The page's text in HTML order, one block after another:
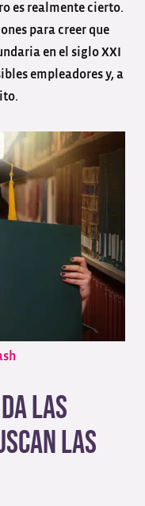
es realmente cierto.
para creer que
en el siglo XXI
empleadores y, a
las
las